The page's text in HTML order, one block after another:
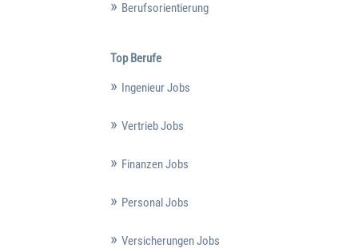
Berufsorientierung
Top Berufe
Ingenieur Jobs
Vertrieb Jobs
Finanzen Jobs
Personal Jobs
Versicherungen Jobs